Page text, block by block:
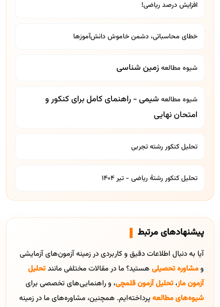
افزایش درصد ریاضی!
خطای محاسباتی، دشمن خاموش دانش‌آموزها
شیوه مطالعهزمین شناسی
شیوه مطالعه شیمی - راهنمای کامل برای کنکور و
امتحان نهایی
تحلیل کنکور رشته تجربی
تحلیل کنکور رشتۀ ریاضی - تیر ۱۴۰۴
پیشنهادهای مرتبط
آیا به دنبال اطلاعات دقیق و کاربردی در زمینه آزمون‌های آزمایشی
ومشاوره تحصیلی هستید؟ ما در مقالات مختلفی مانندتحلیل
آزمون ماز، تحلیل آزمون قلمچی، و راهنمایی‌های تخصصی برای
شیوه‌های مطالعهپرداخته‌ایم. همچنین، مشاوره‌های ما در زمینه